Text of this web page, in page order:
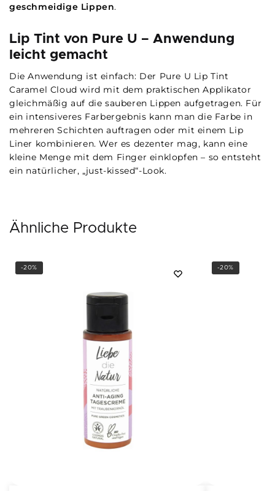
geschmeidige Lippen.
Lip Tint von Pure U – Anwendung
leicht gemacht
Die Anwendung ist einfach: Der Pure U Lip Tint
Caramel Cloud wird mit dem praktischen Applikator
gleichmäßig auf die sauberen Lippen aufgetragen. Für
ein intensiveres Farbergebnis kann man die Farbe in
mehreren Schichten auftragen oder mit einem Lip
Liner kombinieren. Wer es dezenter mag, kann eine
kleine Menge mit dem Finger einklopfen – so entsteht
ein natürlicher, „just-kissed“-Look.
Ähnliche Produkte
-20% -20%